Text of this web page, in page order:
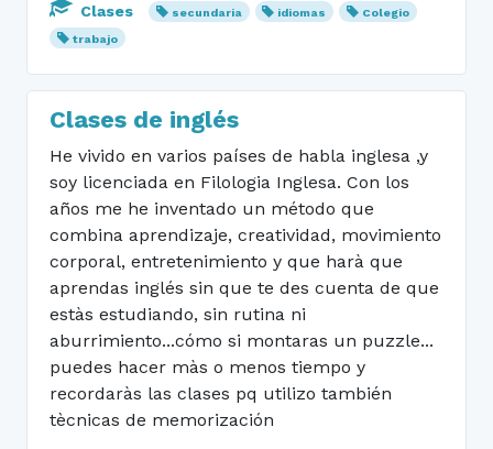
Clases secundaria idiomas
Colegio
trabajo
Clases de inglés
He vivido en varios países de habla inglesa ,y
soy licenciada en Filologia Inglesa. Con los
años me he inventado un método que
combina aprendizaje, creatividad, movimiento
corporal, entretenimiento y que harà que
aprendas inglés sin que te des cuenta de que
estàs estudiando, sin rutina ni
aburrimiento...cómo si montaras un puzzle...
puedes hacer màs o menos tiempo y
recordaràs las clases pq utilizo también
tècnicas de memorización